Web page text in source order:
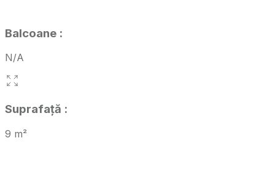
Balcoane :
N/A
Suprafață :
9 m²